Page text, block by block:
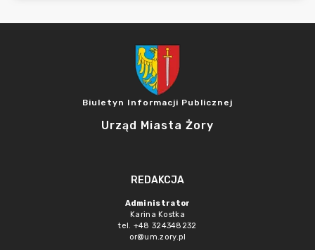
Biuletyn Informacji Publicznej
Urząd Miasta Żory
REDAKCJA
Administrator
Karina Kostka
tel. +48 324348232
or@um.zory.pl